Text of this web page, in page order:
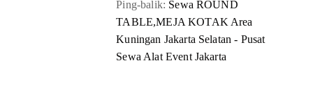
Ping-balik: Sewa ROUND
TABLE,MEJA KOTAK Area
Kuningan Jakarta Selatan - Pusat
Sewa Alat Event Jakarta